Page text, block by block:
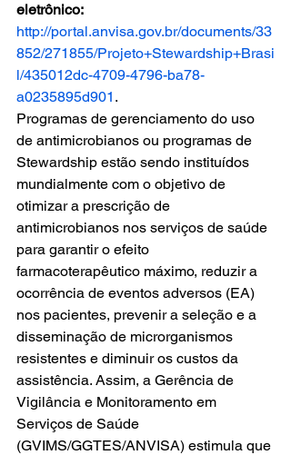
eletrônico:
http://portal.anvisa.gov.br/documents/33
852/271855/Projeto+Stewardship+Brasi
l/435012dc-4709-4796-ba78-
a0235895d901 .
Programas de gerenciamento do uso
de antimicrobianos ou programas de
Stewardship estão sendo instituídos
mundialmente com o objetivo de
otimizar a prescrição de
antimicrobianos nos serviços de saúde
para garantir o efeito
farmacoterapêutico máximo, reduzir a
ocorrência de eventos adversos (EA)
nos pacientes, prevenir a seleção e a
disseminação de microrganismos
resistentes e diminuir os custos da
assistência. Assim, a Gerência de
Vigilância e Monitoramento em
Serviços de Saúde
(GVIMS/GGTES/ANVISA) estimula que